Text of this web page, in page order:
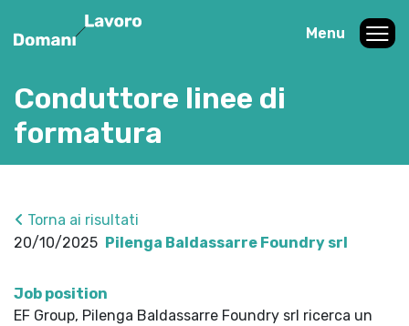
Menu
Conduttore linee di
formatura
Torna ai risultati
20/10/2025 Pilenga Baldassarre Foundry srl
Job position
EF Group, Pilenga Baldassarre Foundry srl ricerca un